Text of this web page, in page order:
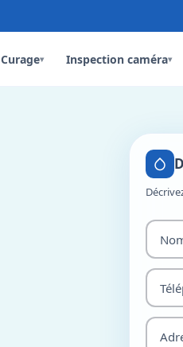
Curage▾ Inspection caméra▾